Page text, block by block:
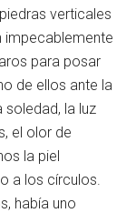
verticales
impecablemente
para posar
de ellos ante la
soledad, la luz
el olor de
la piel
a los círculos.
había uno